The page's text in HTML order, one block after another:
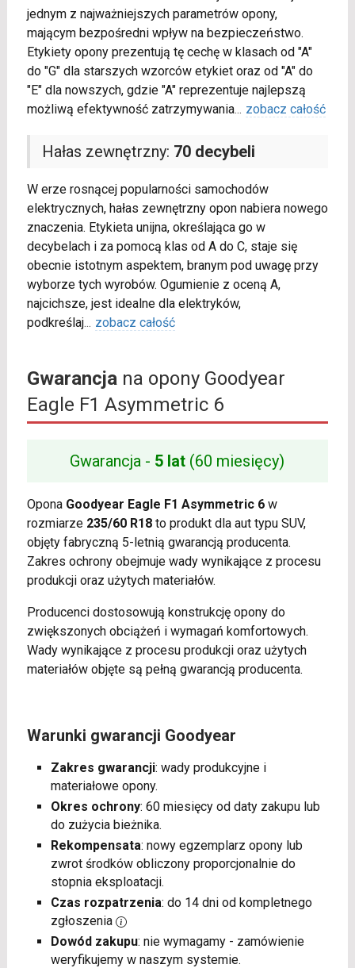
jednym z najważniejszych parametrów opony,
mającym bezpośredni wpływ na bezpieczeństwo.
Etykiety opony prezentują tę cechę w klasach od "A"
do "G" dla starszych wzorców etykiet oraz od "A" do
"E" dla nowszych, gdzie "A" reprezentuje najlepszą
możliwą efektywność zatrzymywania... zobacz całość
Hałas zewnętrzny: 70 decybeli
W erze rosnącej popularności samochodów
elektrycznych, hałas zewnętrzny opon nabiera nowego
znaczenia. Etykieta unijna, określająca go w
decybelach i za pomocą klas od A do C, staje się
obecnie istotnym aspektem, branym pod uwagę przy
wyborze tych wyrobów. Ogumienie z oceną A,
najcichsze, jest idealne dla elektryków,
podkreślaj... zobacz całość
Gwarancjana opony Goodyear
Eagle F1 Asymmetric 6
Gwarancja - 5 lat (60 miesięcy)
Opona Goodyear Eagle F1 Asymmetric 6w
rozmiarze 235/60 R18to produkt dla aut typu SUV,
objęty fabryczną 5-letnią gwarancją producenta.
Zakres ochrony obejmuje wady wynikające z procesu
produkcji oraz użytych materiałów.
Producenci dostosowują konstrukcję opony do
zwiększonych obciążeń i wymagań komfortowych.
Wady wynikające z procesu produkcji oraz użytych
materiałów objęte są pełną gwarancją producenta.
Warunki gwarancji Goodyear
Zakres gwarancji: wady produkcyjne i
materiałowe opony.
Okres ochrony: 60 miesięcy od daty zakupu lub
do zużycia bieżnika.
Rekompensata: nowy egzemplarz opony lub
zwrot środków obliczony proporcjonalnie do
stopnia eksploatacji.
Czas rozpatrzenia: do 14 dni od kompletnego
zgłoszenia
Dowód zakupu: nie wymagamy - zamówienie
weryfikujemy w naszym systemie.